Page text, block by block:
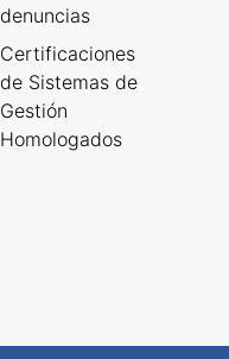
denuncias
Certificaciones
de Sistemas de
Gestión
Homologados